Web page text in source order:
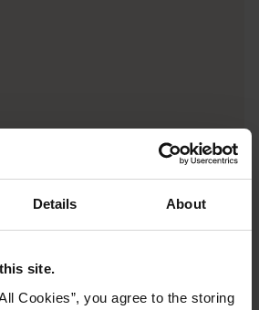
Details About
site.
Cookies”, you agree to the storing
01/